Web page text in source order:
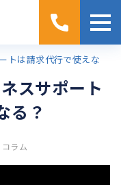
スサポート
る？
コラム